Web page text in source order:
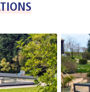
De quoi